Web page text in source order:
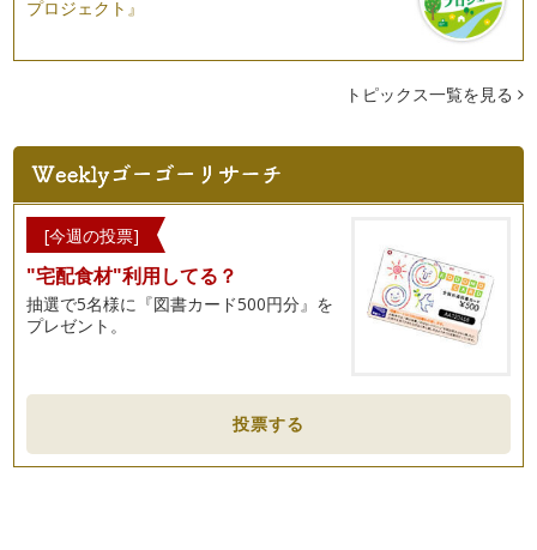
プロジェクト』
トピックス一覧を見る
[今週の投票]
"宅配食材"利用してる？
抽選で5名様に『図書カード500円分』を
プレゼント。
投票する